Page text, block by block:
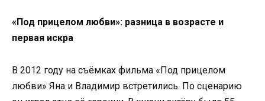
«Под прицелом любви»: разница в возрасте и
первая искра
В 2012 году на съёмках фильма «Под прицелом
любви» Яна и Владимир встретились. По сценарию